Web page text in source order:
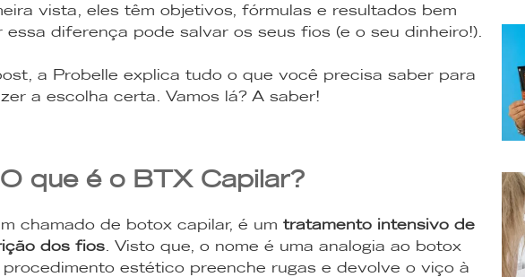
vista, eles têm objetivos, fórmulas e resultados bem
diferença pode salvar os seus fios (e o seu dinheiro!).
a Probelle explica tudo o que você precisa saber para
a escolha certa. Vamos lá? A saber!
O que é o BTX Capilar?
chamado de botox capilar, é umtratamento intensivo de
dos fios . Visto que, o nome é uma analogia ao botox
estético preenche rugas e devolve o viço à